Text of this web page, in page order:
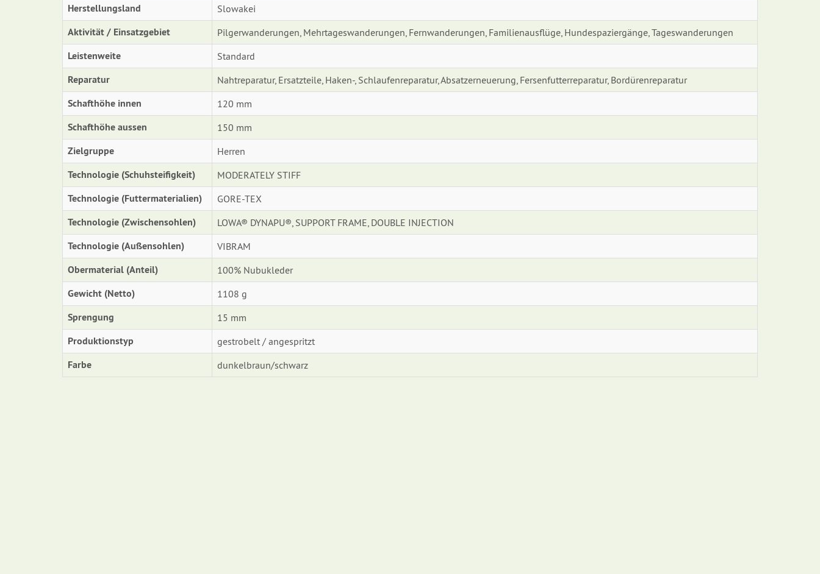
Herstellungsland Slowakei
Aktivität / Einsatzgebiet Pilgerwanderungen, Mehrtageswanderungen, Fernwanderungen, Familienausflüge, Hundespaziergänge, Tageswanderungen
Leistenweite Standard
Reparatur Nahtreparatur, Ersatzteile, Haken-, Schlaufenreparatur, Absatzerneuerung, Fersenfutterreparatur, Bordürenreparatur
Schafthöhe innen 120 mm
Schafthöhe aussen 150 mm
Zielgruppe Herren
Technologie (Schuhsteifigkeit) MODERATELY STIFF
Technologie (Futtermaterialien) GORE-TEX
Technologie (Zwischensohlen) LOWA® DYNAPU®, SUPPORT FRAME, DOUBLE INJECTION
Technologie (Außensohlen) VIBRAM
Obermaterial (Anteil) 100% Nubukleder
Gewicht (Netto) 1108 g
Sprengung 15 mm
Produktionstyp gestrobelt / angespritzt
Farbe dunkelbraun/schwarz